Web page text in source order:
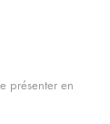
présenter en